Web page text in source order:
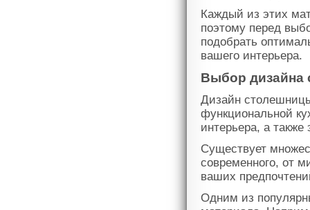
Каждый из этих
поэтому перед
подобрать
вашего интерьера.
Выбор дизайна
Дизайн
функциональной
интерьера, а
Существует
современного, от
ваших
Одним из